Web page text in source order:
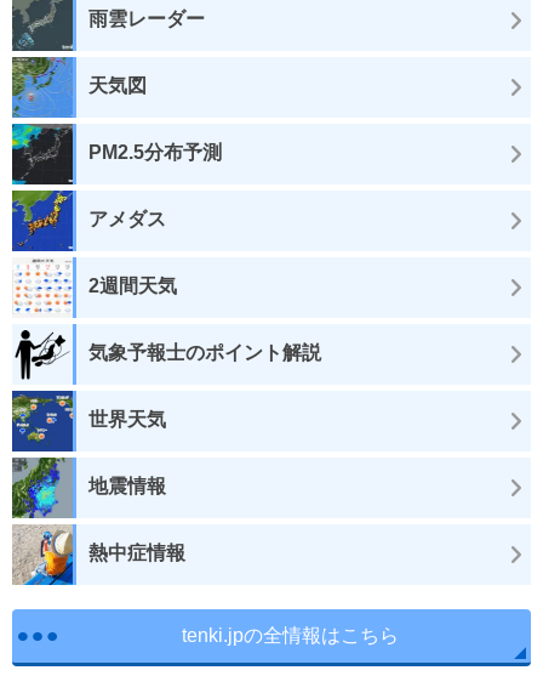
雨雲レーダー
天気図
PM2.5分布予測
アメダス
2週間天気
気象予報士のポイント解説
世界天気
地震情報
熱中症情報
tenki.jpの全情報はこちら